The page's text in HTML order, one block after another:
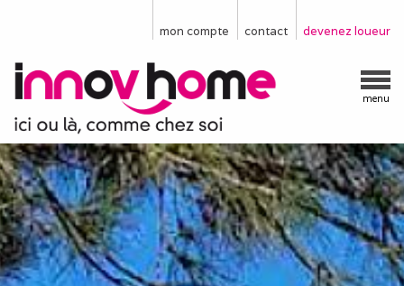
devenez loueur
contact
mon compte
menu